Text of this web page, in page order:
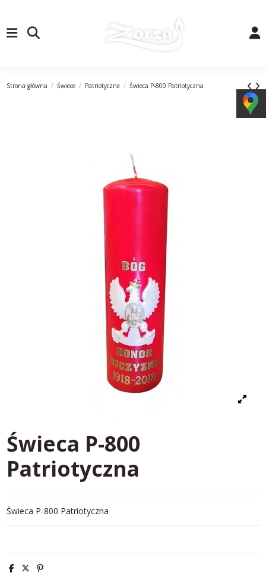
Strona główna Świece Patriotyczne Świeca P-800 Patriotyczna
Świeca P-800
Patriotyczna
Świeca P-800 Patriotyczna